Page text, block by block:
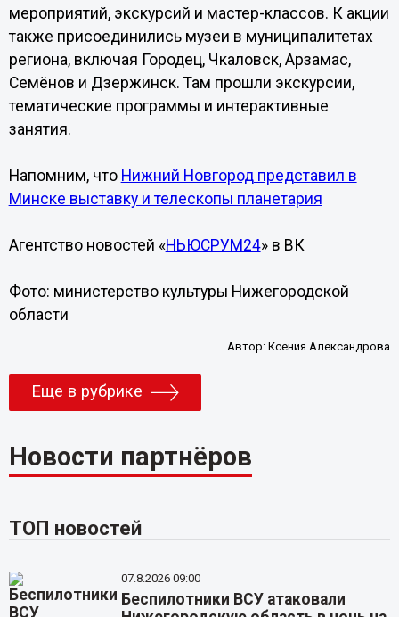
мероприятий, экскурсий и мастер-классов. К акции
также присоединились музеи в муниципалитетах
региона, включая Городец, Чкаловск, Арзамас,
Семёнов и Дзержинск. Там прошли экскурсии,
тематические программы и интерактивные
занятия.
Напомним, что Нижний Новгород представил в
Минске выставку и телескопы планетария
Агентство новостей «НЬЮСРУМ24» в ВК
Фото: министерство культуры Нижегородской
области
Автор:Ксения Александрова
Еще в рубрике
Новости партнёров
ТОП новостей
07.8.2026 09:00
Беспилотники ВСУ атаковали